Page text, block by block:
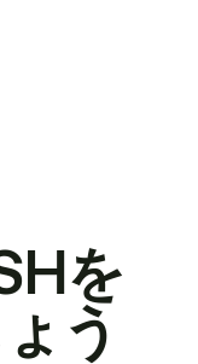
を
う